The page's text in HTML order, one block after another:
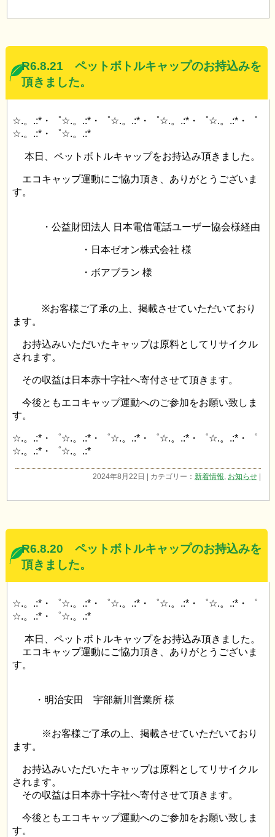
R6.8.21 ペットボトルキャップのお持込みを
頂きました。
☆.。.:*・゜☆.。.:*・゜☆.。.:*・゜☆.。.:*・゜☆.。.:*・゜
☆.。.:*・゜☆.。.:*
本日、ペットボトルキャップをお持込み頂きました。
エコキャップ運動にご協力頂き、ありがとうございま
す。
・公益財団法人 日本電信電話ユーザー協会様経由
・日本ゼオン株式会社 様
・ボアブラン 様
※お客様ご了承の上、掲載させていただいており
ます。
お持込みいただいたキャップは原料としてリサイクル
されます。
その収益は日本赤十字社へ寄付させて頂きます。
今後ともエコキャップ運動へのご参加をお願い致しま
す。
☆.。.:*・゜☆.。.:*・゜☆.。.:*・゜☆.。.:*・゜☆.。.:*・゜
☆.。.:*・゜☆.。.:*
2024年8月22日 | カテゴリー：新着情報, お知らせ
R6.8.20 ペットボトルキャップのお持込みを
頂きました。
☆.。.:*・゜☆.。.:*・゜☆.。.:*・゜☆.。.:*・゜☆.。.:*・゜
☆.。.:*・゜☆.。.:*
本日、ペットボトルキャップをお持込み頂きました。
エコキャップ運動にご協力頂き、ありがとうございま
す。
・明治安田 宇部新川営業所 様
※お客様ご了承の上、掲載させていただいており
ます。
お持込みいただいたキャップは原料としてリサイクル
されます。
その収益は日本赤十字社へ寄付させて頂きます。
今後ともエコキャップ運動へのご参加をお願い致しま
す。